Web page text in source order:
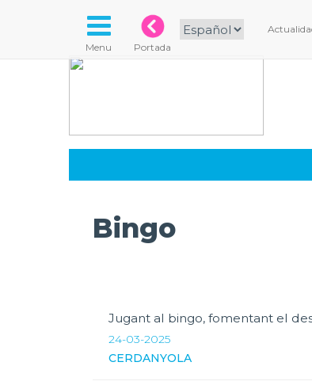
Menu Portada
Bingo
Jugant al bingo, fomentant el
24-03-2025
CERDANYOLA